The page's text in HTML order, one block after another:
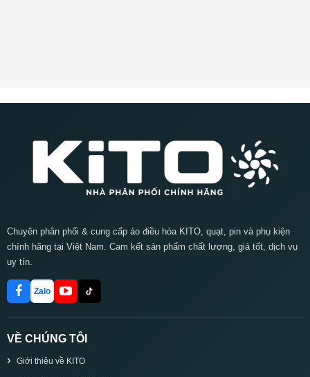
Chuyên phân phối & cung cấp áo điều hòa KITO, quạt, pin và phụ kiện
chính hãng tại Việt Nam. Cam kết sản phẩm chất lượng, giá tốt, dịch vụ
uy tín.
Zalo
VỀ CHÚNG TÔI
Giới thiệu về KITO